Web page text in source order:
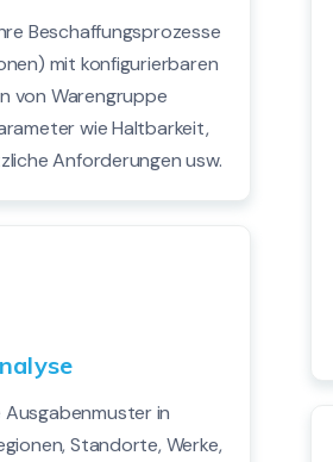
Beschaffungsprozesse
mit konfigurierbaren
von Warengruppe
wie Haltbarkeit,
Anforderungen usw.
Ausgabenmuster in
Standorte, Werke,